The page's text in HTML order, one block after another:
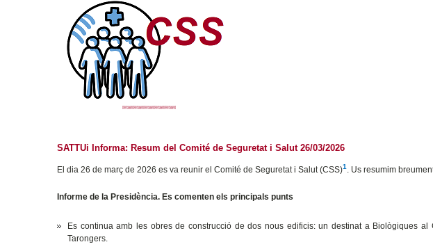
SATTUi Informa: Resum del Comité de Seguretat i Salut 26/03/2026
El dia 26 de març de 2026 es va reunir el Comité de Seguretat i Salut (CSS)1 . Us resumim
Informe de la Presidència. Es comenten els principals punts
Es continua amb les obres de construcció de dos nous edificis: un destinat a Biològiques
Tarongers.